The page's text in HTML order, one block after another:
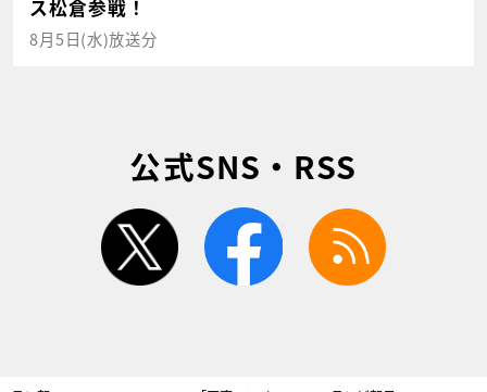
ス松倉参戦！
8月5日(水)放送分
公式SNS・RSS
twitter facebook